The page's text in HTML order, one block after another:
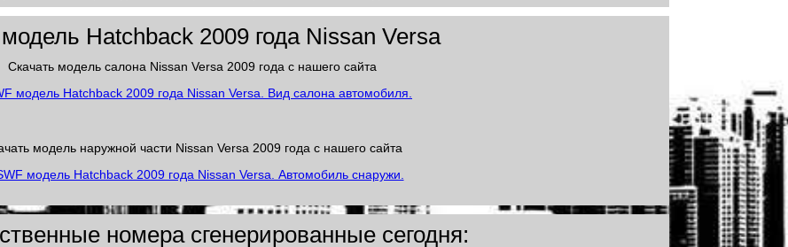
Hatchback 2009 года Nissan Versa
Скачать модель салона Nissan Versa 2009 года с нашего сайта
модель наружной части Nissan Versa 2009 года с нашего сайта
номера сгенерированные сегодня: